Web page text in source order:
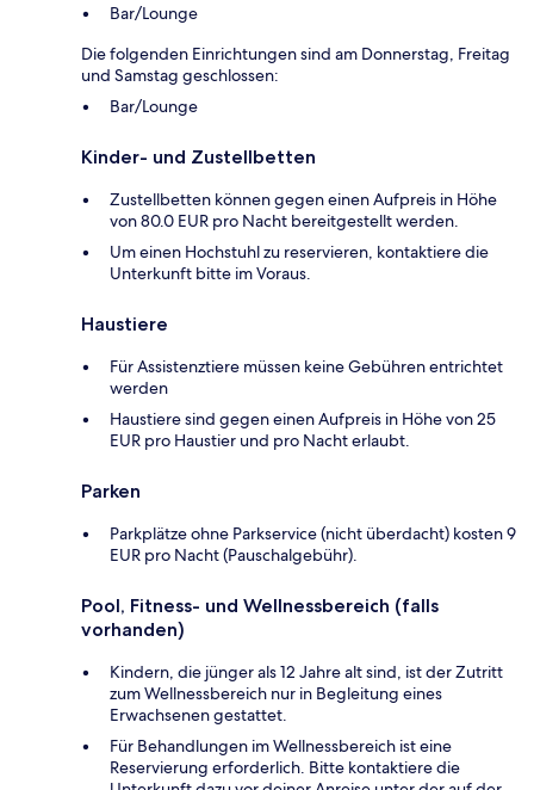
Bar/Lounge
Die folgenden Einrichtungen sind am Donnerstag, Freitag
und Samstag geschlossen:
Bar/Lounge
Kinder- und Zustellbetten
Zustellbetten können gegen einen Aufpreis in Höhe
von 80.0 EUR pro Nacht bereitgestellt werden.
Um einen Hochstuhl zu reservieren, kontaktiere die
Unterkunft bitte im Voraus.
Haustiere
Für Assistenztiere müssen keine Gebühren entrichtet
werden
Haustiere sind gegen einen Aufpreis in Höhe von 25
EUR pro Haustier und pro Nacht erlaubt.
Parken
Parkplätze ohne Parkservice (nicht überdacht) kosten 9
EUR pro Nacht (Pauschalgebühr).
Pool, Fitness- und Wellnessbereich (falls
vorhanden)
Kindern, die jünger als 12 Jahre alt sind, ist der Zutritt
zum Wellnessbereich nur in Begleitung eines
Erwachsenen gestattet.
Für Behandlungen im Wellnessbereich ist eine
Reservierung erforderlich. Bitte kontaktiere die